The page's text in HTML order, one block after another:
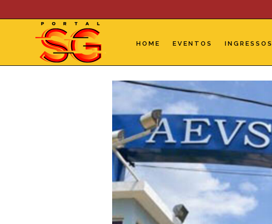
to
HOME EVENTOS INGRESSOS